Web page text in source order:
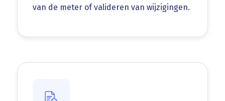
van de meter of valideren van wijzigingen.